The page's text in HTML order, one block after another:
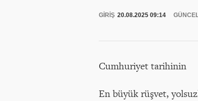
GİRİŞ 20.08.2025 09:14
Cumhuriyet tarihinin
En büyük rüşvet,